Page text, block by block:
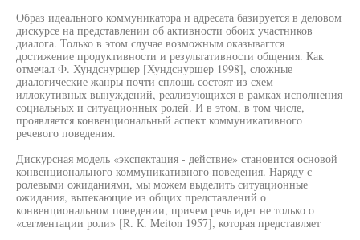
Образ идеального коммуникатора и адресата базируется в деловом
дискурсе на представлении об активности обоих участников
диалога. Только в этом случае возможным оказывагтся
достижение продуктивности и результативности общения. Как
отмечал Ф. Хундснуршер [Хундснуршер 1998], сложные
диалогические жанры почти сплошь состоят из схем
иллокутивных вынуждений, реализующихся в рамках исполнения
социальных и ситуационных ролей. И в этом, в том числе,
проявляется конвенциональный аспект коммуникативного
речевого поведения.
Дискурсная модель «экспектация - действие» становится основой
конвенционального коммуникативного поведения. Наряду с
ролевыми ожиданиями, мы можем выделить ситуационные
ожидания, вытекающие из общих представлений о
конвенциональном поведении, причем речь идет не только о
«сегментации роли» [R. К. Meiton 1957], которая представляет